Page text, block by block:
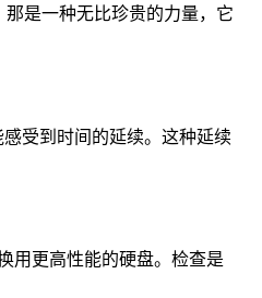
是一种无比珍贵的力量，它
受到时间的延续。这种延续
用更高性能的硬盘。检查是